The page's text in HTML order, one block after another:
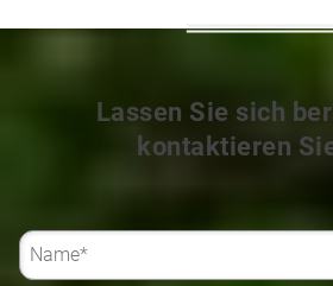
Lassen Sie sich
kontaktieren